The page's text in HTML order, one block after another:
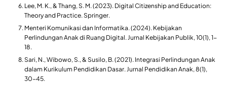
Lee, M. K., & Thang, S. M. (2023). Digital Citizenship and Education:
Theory and Practice. Springer.
Menteri Komunikasi dan Informatika. (2024). Kebijakan
Perlindungan Anak di Ruang Digital. Jurnal Kebijakan Publik, 10(1), 1-
18.
Sari, N., Wibowo, S., & Susilo, B. (2021). Integrasi Perlindungan Anak
dalam Kurikulum Pendidikan Dasar. Jurnal Pendidikan Anak, 8(1),
30-45.